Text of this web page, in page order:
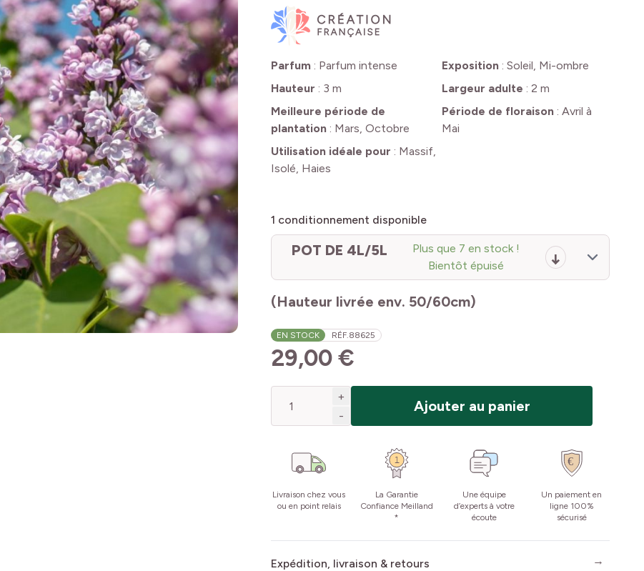
Parfum: Parfum intense Exposition: Soleil, Mi-ombre
Hauteur : 3 m Largeur adulte : 2 m
Meilleure période de
plantation: Mars, Octobre
Période de floraison: Avril à
Mai
Utilisation idéale pour : Massif,
Isolé, Haies
1 conditionnement disponible
POT DE 4L/5L
Plus que 7 en stock !
Bientôt épuisé
(Hauteur livrée env. 50/60cm)
EN STOCK RÉF.88625
29,00 €
+
-
Ajouter au panier
Livraison chez vous
ou en point relais
La Garantie
Confiance Meilland
*
Une équipe
d’experts à votre
écoute
Un paiement en
ligne 100%
sécurisé
Expédition, livraison & retours